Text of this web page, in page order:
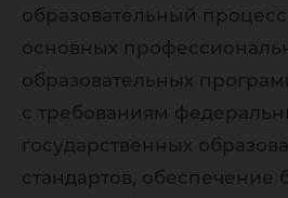
образовательный
основных
образовательных
с требованиям
государственных
стандартов, обеспечение